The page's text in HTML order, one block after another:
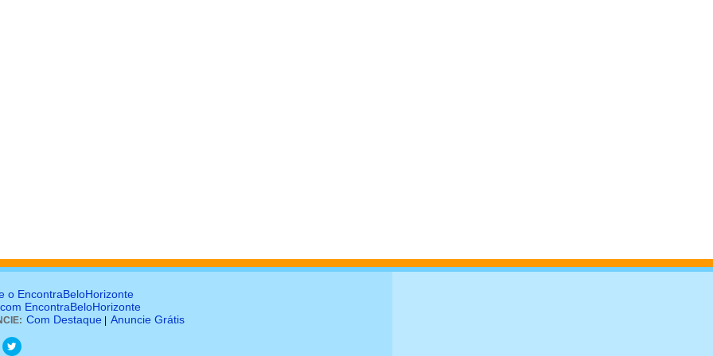
o EncontraBeloHorizonte
EncontraBeloHorizonte
Com Destaque Anuncie Grátis